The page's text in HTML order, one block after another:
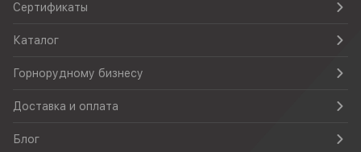
Сертификаты
Каталог
Горнорудному бизнесу
Доставка и оплата
Блог